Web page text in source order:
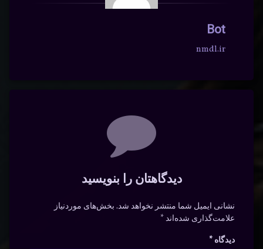
Bot
nmdl.ir
دیدگاهتان را بنویسید
نشانی ایمیل شما منتشر نخواهد شد. بخش‌های موردنیاز
علامت‌گذاری شده‌اند*
دیدگاه *